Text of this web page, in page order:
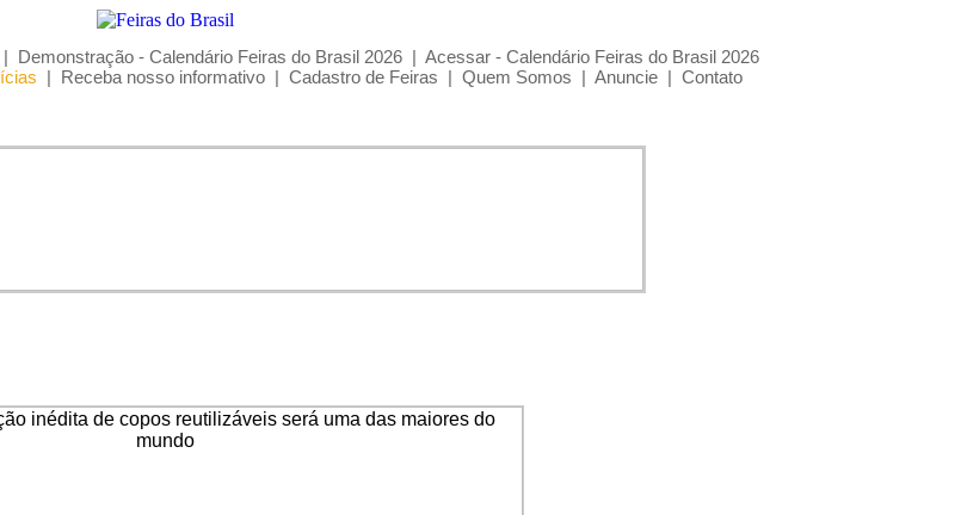
| Demonstração - Calendário Feiras do Brasil 2026 | Acessar - Calendário Feiras do Brasil 2026
| Receba nosso informativo | Cadastro de Feiras | Quem Somos | Anuncie | Contato